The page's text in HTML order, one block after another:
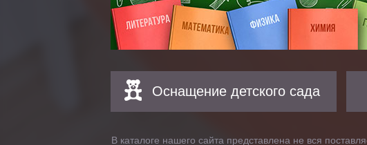
Оснащение детского сада
В каталоге нашего сайта представлена не вся